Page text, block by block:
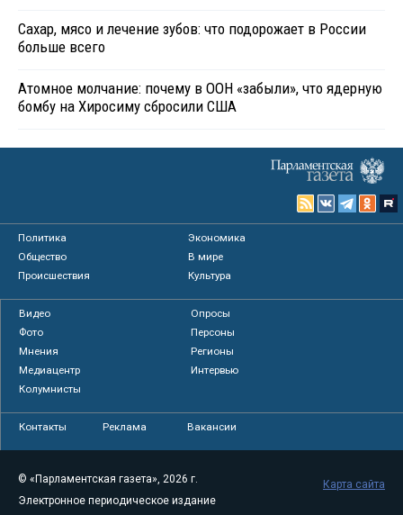
Сахар, мясо и лечение зубов: что подорожает в России
больше всего
Атомное молчание: почему в ООН «забыли», что ядерную
бомбу на Хиросиму сбросили США
Политика
Экономика
Общество
В мире
Происшествия
Культура
Видео
Опросы
Фото
Персоны
Мнения
Регионы
Медиацентр
Интервью
Колумнисты
Контакты Реклама Вакансии
© «Парламентская газета», 2026 г.
Электронное периодическое издание
Карта сайта